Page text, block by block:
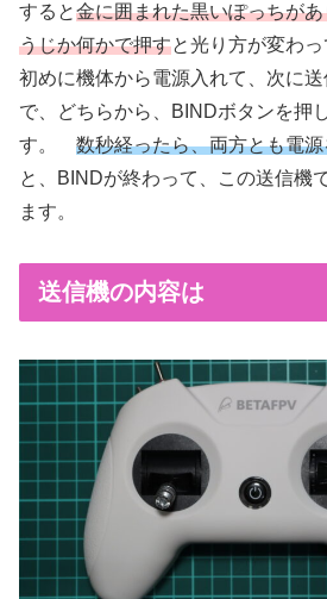
すると金に囲まれた黒いぽっちが
うじか何かで押すと光り方が変わ
初めに機体から電源入れて、次に
で、どちらから、BINDボタンを押
す。 数秒経ったら、両方とも電
と、BINDが終わって、この送信機
ます。
送信機の内容は